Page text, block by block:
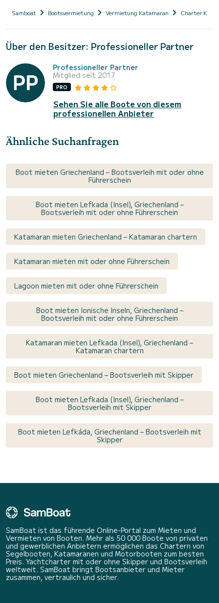
Samboat Bootsvermietung Vermietung Katamaran Charter
Über den Besitzer: Professioneller Partner
Professioneller Partner
Mitglied seit 2017
PRO
Sehen Sie alle Boote von diesem
professionellen Anbieter
Ähnliche Suchanfragen
Boot mieten Griechenland – Bootsverleih mit oder ohne
Führerschein
Boot mieten Lefkada (Insel), Griechenland –
Bootsverleih mit oder ohne Führerschein
Katamaran mieten Griechenland – Katamaran chartern
Katamaran mieten mit oder ohne Führerschein
Lagoon mieten mit oder ohne Führerschein
Boot mieten Ionische Inseln, Griechenland –
Bootsverleih mit oder ohne Führerschein
Katamaran mieten Lefkada (Insel), Griechenland –
Katamaran chartern
Boot mieten Griechenland – Bootsverleih mit Skipper
Boot mieten Lefkada (Insel), Griechenland –
Bootsverleih mit Skipper
Boot mieten Lefkáda, Griechenland – Bootsverleih mit
Skipper
SamBoat ist das führende Online-Portal zum Mieten und
Vermieten von Booten. Mehr als 50 000 Boote von privaten
und gewerblichen Anbietern ermöglichen das Chartern von
Segelbooten, Katamaranen und Motorbooten zum besten
Preis. Yachtcharter mit oder ohne Skipper und Bootsverleih
weltweit. SamBoat bringt Bootsanbieter und Mieter
zusammen, vertraulich und sicher.